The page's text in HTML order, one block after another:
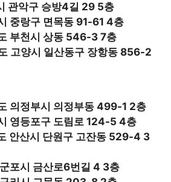
관악구 승방4길 29 5층
중랑구 면목동 91-61 4층
부천시 상동 546-3 7층
고양시 일산동구 장항동 856-2
의정부시 의정부동 499-1 2층
영등포구 도림로 124-5 4층
안산시 단원구 고잔동 529-4 3
포시 금산로6번길 4 3층